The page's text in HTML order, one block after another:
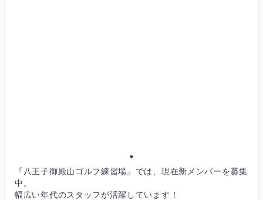
『八王子御殿山ゴルフ練習場』では、現在新メンバーを募集
中。
幅広い年代のスタッフが活躍しています！